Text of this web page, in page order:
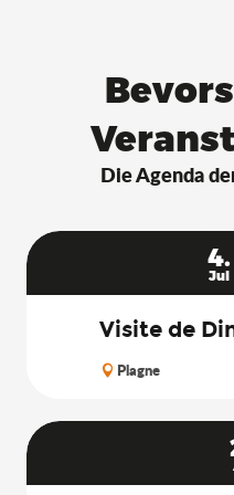
Die Agenda
4.
Jul
Visite de
Plagne